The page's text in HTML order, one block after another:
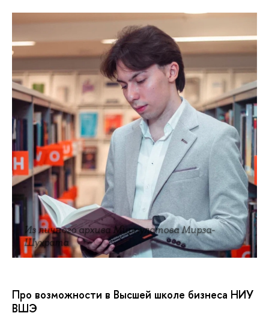
Из личного архива Мирпулатова Мирза-
Шухрата
Про возможности в Высшей школе бизнеса НИУ
ВШЭ